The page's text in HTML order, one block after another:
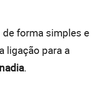
forma simples e
ligação para a
.